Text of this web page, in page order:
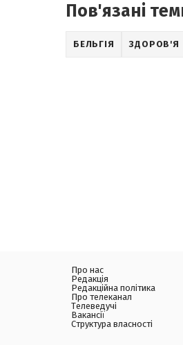
Пов'язані
БЕЛЬГІЯ ЗДОРОВ'Я
Про нас
Редакція
Редакційна політика
Про телеканал
Телеведучі
Вакансії
Структура власності